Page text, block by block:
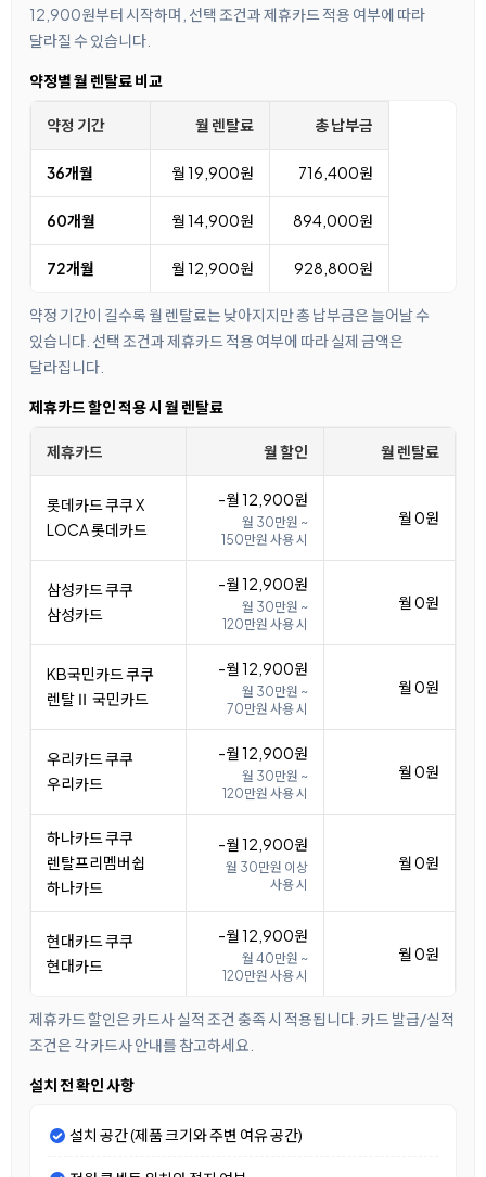
12,900원부터 시작하며, 선택 조건과 제휴카드 적용 여부에 따라
달라질 수 있습니다.
약정별 월 렌탈료 비교
약정 기간 월 렌탈료 총 납부금
36개월 월 19,900원 716,400원
60개월 월 14,900원 894,000원
72개월 월 12,900원 928,800원
약정 기간이 길수록 월 렌탈료는 낮아지지만 총 납부금은 늘어날 수
있습니다. 선택 조건과 제휴카드 적용 여부에 따라 실제 금액은
달라집니다.
제휴카드 할인 적용 시 월 렌탈료
제휴카드 월 할인 월 렌탈료
롯데카드 쿠쿠 X
LOCA 롯데카드
-월 12,900원
월 30만원 ~
150만원 사용 시
월 0원
삼성카드 쿠쿠
삼성카드
-월 12,900원
월 30만원 ~
120만원 사용 시
월 0원
KB국민카드 쿠쿠
렌탈Ⅱ 국민카드
-월 12,900원
월 30만원 ~
70만원 사용 시
월 0원
우리카드 쿠쿠
우리카드
-월 12,900원
월 30만원 ~
120만원 사용 시
월 0원
하나카드 쿠쿠
렌탈프리멤버쉽
하나카드
-월 12,900원
월 30만원 이상
사용 시
월 0원
현대카드 쿠쿠
현대카드
-월 12,900원
월 40만원 ~
120만원 사용 시
월 0원
제휴카드 할인은 카드사 실적 조건 충족 시 적용됩니다. 카드 발급/실적
조건은 각 카드사 안내를 참고하세요.
설치 전 확인 사항
설치 공간 (제품 크기와 주변 여유 공간)